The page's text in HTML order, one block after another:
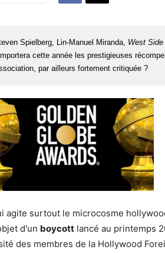
Spielberg, Lin-Manuel Miranda, West
cette année les prestigieuses
par ailleurs fortement critiquée ?
agite surtout le microcosme
d'un boycott lancé au printemps
des membres de la Hollywood